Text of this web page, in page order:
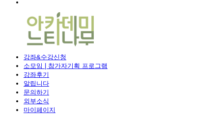
강좌&수강신청
소모임 | 참가자기획 프로그램
강좌후기
알립니다
문의하기
외부소식
마이페이지